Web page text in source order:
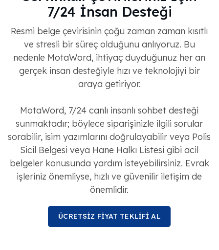
7/24 İnsan Desteği
Resmi belge çevirisinin çoğu zaman zaman kısıtlı
ve stresli bir süreç olduğunu anlıyoruz. Bu
nedenle MotaWord, ihtiyaç duyduğunuz her an
gerçek insan desteğiyle hızı ve teknolojiyi bir
araya getiriyor.
MotaWord, 7/24 canlı insanlı sohbet desteği
sunmaktadır; böylece siparişinizle ilgili sorular
sorabilir, isim yazımlarını doğrulayabilir veya Polis
Sicil Belgesi veya Hane Halkı Listesi gibi acil
belgeler konusunda yardım isteyebilirsiniz. Evrak
işleriniz önemliyse, hızlı ve güvenilir iletişim de
önemlidir.
ÜCRETSİZ FİYAT TEKLİFİ AL